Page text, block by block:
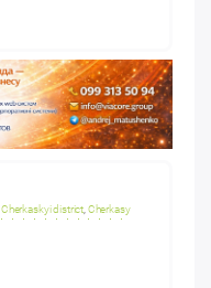
Cherkaskyi district,Cherkasy